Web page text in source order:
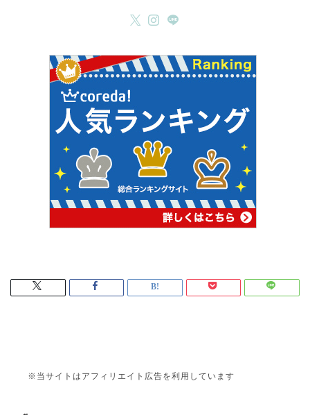
※当サイトはアフィリエイト広告を利用しています